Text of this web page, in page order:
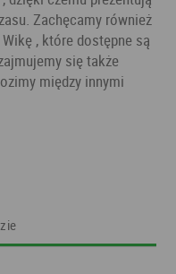
Zachęcamy również
, które dostępne są
się także
między innymi